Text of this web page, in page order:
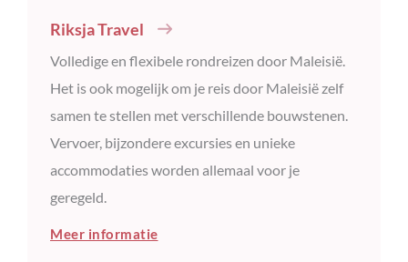
Riksja Travel
Volledige en flexibele rondreizen door Maleisië.
Het is ook mogelijk om je reis door Maleisië zelf
samen te stellen met verschillende bouwstenen.
Vervoer, bijzondere excursies en unieke
accommodaties worden allemaal voor je
geregeld.
Meer informatie